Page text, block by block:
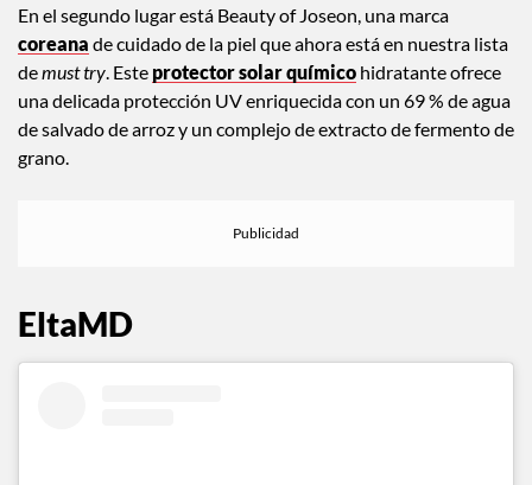
En el segundo lugar está Beauty of Joseon, una marca
coreana de cuidado de la piel que ahora está en nuestra lista
demust try. Este protector solar químico hidratante ofrece
una delicada protección UV enriquecida con un 69 % de agua
de salvado de arroz y un complejo de extracto de fermento de
grano.
EltaMD